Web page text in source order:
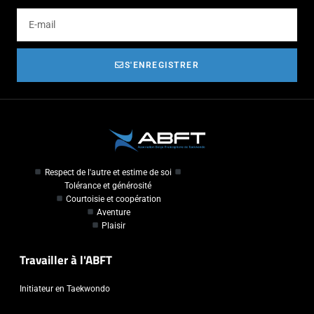
S'ENREGISTRER
Respect de l'autre et estime de soi
Tolérance et générosité
Courtoisie et coopération
Aventure
Plaisir
Travailler à l'ABFT
Initiateur en Taekwondo